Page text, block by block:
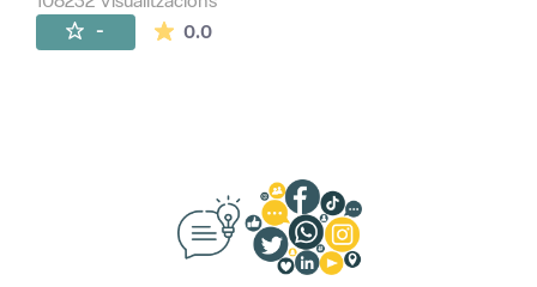
- 0.0La mitjana de les valoracions és de 0